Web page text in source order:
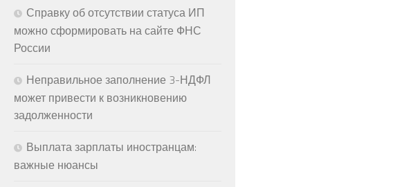
Справку об отсутствии статуса ИП
можно сформировать на сайте ФНС
России
Неправильное заполнение 3-НДФЛ
может привести к возникновению
задолженности
Выплата зарплаты иностранцам:
важные нюансы